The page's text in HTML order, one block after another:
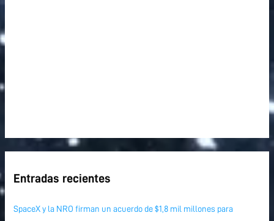
Entradas recientes
SpaceX y la NRO firman un acuerdo de $1,8 mil millones para